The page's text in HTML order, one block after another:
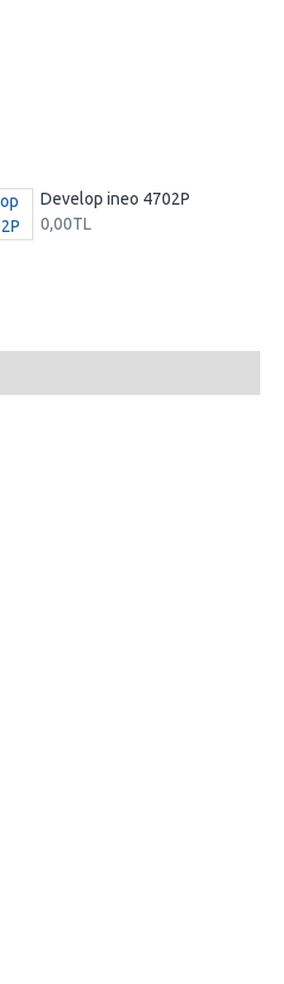
Develop ineo 4702P
0,00TL